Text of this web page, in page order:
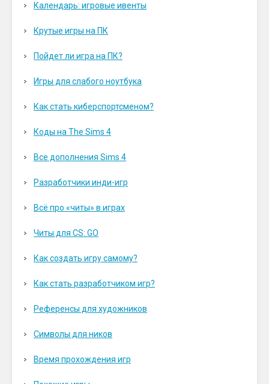
Календарь: игровые ивенты
Крутые игры на ПК
Пойдет ли игра на ПК?
Игры для слабого ноутбука
Как стать киберспортсменом?
Коды на The Sims 4
Все дополнения Sims 4
Разработчики инди-игр
Всё про «читы» в играх
Читы для CS: GO
Как создать игру самому?
Как стать разработчиком игр?
Референсы для художников
Символы для ников
Время прохождения игр